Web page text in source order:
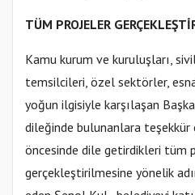
TÜM PROJELER
Kamu kurum ve kuruluşları,
temsilcileri, özel sektörler,
yoğun ilgisiyle karşılaşan
dileğinde bulunanlara
öncesinde dile getirdikleri tüm
gerçekleştirilmesine yönelik